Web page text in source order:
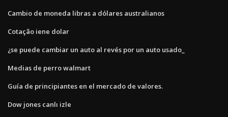
Cambio de moneda libras a dólares australianos
Cotação iene dolar
¿se puede cambiar un auto al revés por un auto usado_
Medias de perro walmart
Guía de principiantes en el mercado de valores.
Dow jones canlı izle